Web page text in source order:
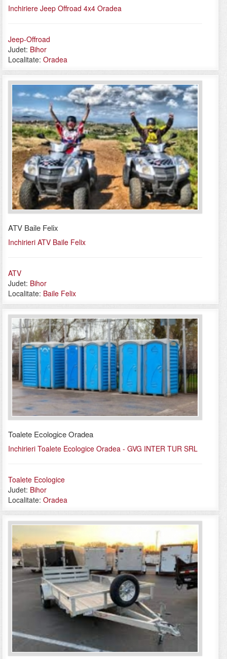
Inchiriere Jeep Offroad 4x4 Oradea
Jeep-Offroad
Judet: Bihor
Localitate: Oradea
ATV Baile Felix
Inchirieri ATV Baile Felix
ATV
Judet: Bihor
Localitate: Baile Felix
Toalete Ecologice Oradea
Inchirieri Toalete Ecologice Oradea - GVG INTER TUR SRL
Toalete Ecologice
Judet: Bihor
Localitate: Oradea